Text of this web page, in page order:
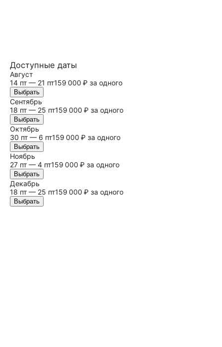
Доступные даты
Август
14 пт — 21 пт159 000 ₽ за одного
Выбрать
Сентябрь
18 пт — 25 пт159 000 ₽ за одного
Выбрать
Октябрь
30 пт — 6 пт159 000 ₽ за одного
Выбрать
Ноябрь
27 пт — 4 пт159 000 ₽ за одного
Выбрать
Декабрь
18 пт — 25 пт159 000 ₽ за одного
Выбрать